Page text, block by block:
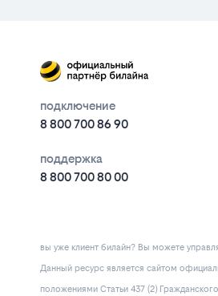
подключение
8 800 700 86 90
поддержка
8 800 700 80 00
вы уже клиент билайн? Вы можете
Данный ресурс является сайтом
положениями Статьи 437 (2)